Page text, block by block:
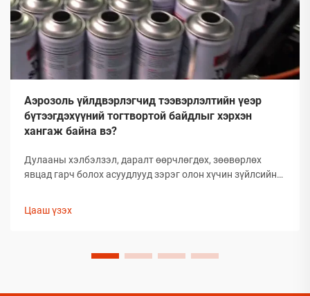
Аэрозоль үйлдвэрлэгчид тээвэрлэлтийн үеэр
бүтээгдэхүүний тогтвортой байдлыг хэрхэн
хангаж байна вэ?
Дулааны хэлбэлзэл, даралт өөрчлөгдөх, зөөвөрлөх
явцад гарч болох асуудлууд зэрэг олон хүчин зүйлсийн
байдлыг хадгалахад тооless дундаа сорилтуудтай
арга хэмжээ авах шаардлагатай.
Цааш үзэх